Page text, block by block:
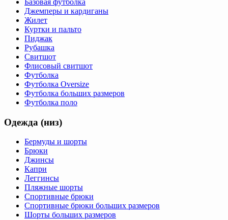
Джемперы и кардиганы
Жилет
Куртки и пальто
Пиджак
Рубашка
Свитшот
Флисовый свитшот
Футболка
Футболка Oversize
Футболка больших размеров
Футболка поло
Одежда (низ)
Бермуды и шорты
Брюки
Джинсы
Капри
Леггинсы
Пляжные шорты
Спортивные брюки
Спортивные брюки больших размеров
Шорты больших размеров